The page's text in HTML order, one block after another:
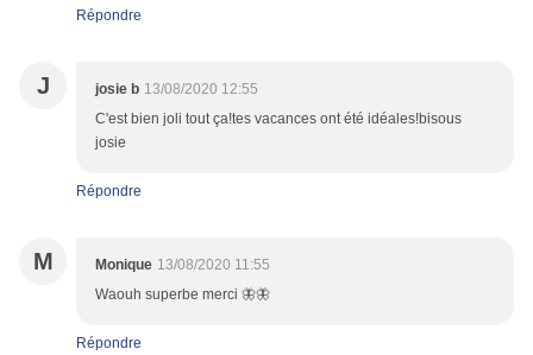
Répondre
J josie b 13/08/2020 12:55
C'est bien joli tout ça!tes vacances ont été idéales!bisous
josie
Répondre
M Monique 13/08/2020 11:55
Waouh superbe merci 🦋🦋
Répondre